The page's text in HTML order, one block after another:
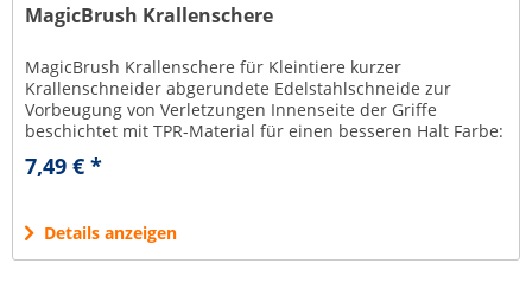
MagicBrush Krallenschere
MagicBrush Krallenschere für Kleintiere kurzer
Krallenschneider abgerundete Edelstahlschneide zur
Vorbeugung von Verletzungen Innenseite der Griffe
beschichtet mit TPR-Material für einen besseren Halt Farbe:
7,49 € *
Details anzeigen